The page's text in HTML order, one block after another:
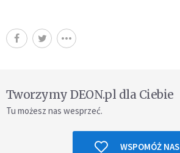
Tworzymy DEON.pl dla Ciebie
Tu możesz nas wesprzeć.
WSPOMÓŻ NAS